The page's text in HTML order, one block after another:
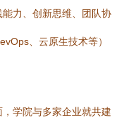
力、创新思维、团队协
、云原生技术等）
学院与多家企业就共建